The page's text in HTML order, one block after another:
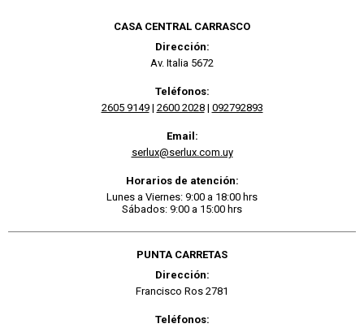
CASA CENTRAL CARRASCO
Dirección:
Av. Italia 5672
Teléfonos:
2605 9149| 2600 2028| 092792893
Email:
serlux@serlux.com.uy
Horarios de atención:
Lunes a Viernes: 9:00 a 18:00 hrs
Sábados: 9:00 a 15:00 hrs
PUNTA CARRETAS
Dirección:
Francisco Ros 2781
Teléfonos: